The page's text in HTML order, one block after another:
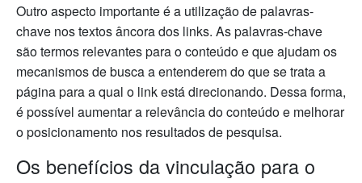
Outro aspecto importante é a utilização de palavras-
chave nos textos âncora dos links. As palavras-chave
são termos relevantes para o conteúdo e que ajudam os
mecanismos de busca a entenderem do que se trata a
página para a qual o link está direcionando. Dessa forma,
é possível aumentar a relevância do conteúdo e melhorar
o posicionamento nos resultados de pesquisa.
Os benefícios da vinculação para o